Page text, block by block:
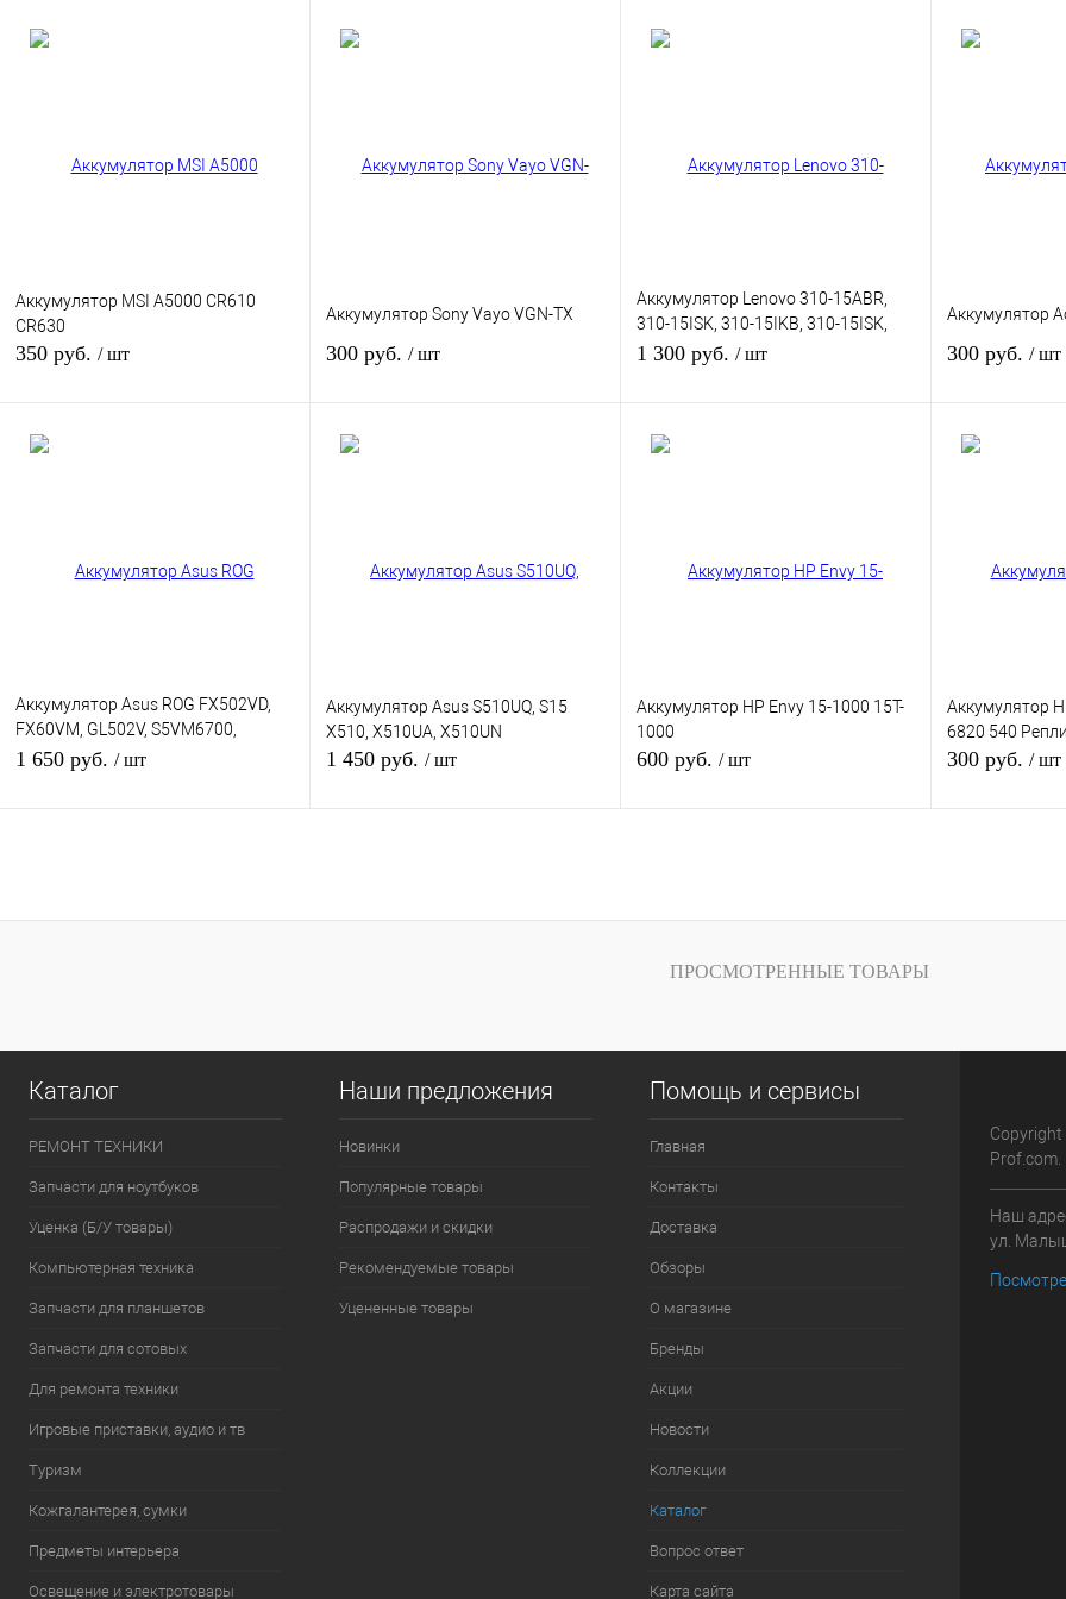
Аккумулятор MSI A5000 CR610
CR630
350 руб. / шт
Аккумулятор Sony Vayo VGN-TX
300 руб. / шт
Аккумулятор Lenovo 310-15ABR,
310-15ISK, 310-15IKB, 310-15ISK,
510-15IKB, 510-15ISK
1 300 руб. / шт
Аккумулятор
300 руб. / шт
Аккумулятор Asus ROG FX502VD,
FX60VM, GL502V, S5VM6700,
S5VS6700, GL502, GL502V, S5VS
1 650 руб. / шт
Аккумулятор Asus S510UQ, S15
X510, X510UA, X510UN
1 450 руб. / шт
Аккумулятор HP Envy 15-1000 15T-
1000
600 руб. / шт
Аккумулятор
6820 540
300 руб. / шт
ПРОСМОТРЕННЫЕ ТОВАРЫ
Каталог
РЕМОНТ ТЕХНИКИ
Запчасти для ноутбуков
Уценка (Б/У товары)
Компьютерная техника
Запчасти для планшетов
Запчасти для сотовых
Для ремонта техники
Игровые приставки, аудио и тв
Туризм
Кожгалантерея, сумки
Предметы интерьера
Освещение и электротовары
Наши предложения
Новинки
Популярные товары
Распродажи и скидки
Рекомендуемые товары
Уцененные товары
Помощь и сервисы
Главная
Контакты
Доставка
Обзоры
О магазине
Бренды
Акции
Новости
Коллекции
Каталог
Вопрос ответ
Карта сайта
Наш
ул.